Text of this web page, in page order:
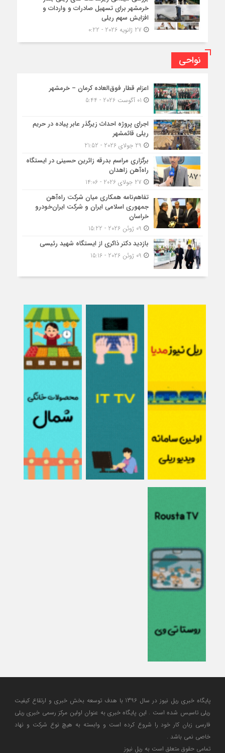
خرمشهر برای تسهیل صادرات و واردات و
افزایش سهم ریلی
نواحی
اعزام قطار فوق‌العاده کرمان – خرمشهر
اجرای پروژه احداث زیرگذر عابر پیاده در حریم
ریلی قائمشهر
برگزاری مراسم بدرقه زائرین حسینی در ایستگاه
راه‌آهن زاهدان
تفاهم‌نامه همکاری میان شرکت راه‌آهن
جمهوری اسلامی ایران و شرکت ایران‌خودرو
خراسان
بازدید دکتر ذاکری از ایستگاه شهید رئیسی
پایگاه خبری ریل نیوز در سال 1396 با هدف توسعه بخش خبری و ارتقاع کیفیت
ریلی تاسیس شده است . این پایگاه خبری به عنوان اولین مرکز رسمی خبری ریلی
فارسی زبان کار خود را شروع کرده است و وابسته به هیچ نوع شرکت و نهاد
خاصی نمی باشد .
تمامی حقوق متعلق است به ریل نیوز